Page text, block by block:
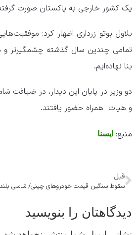
یک کشور خارجی به پاکستان صورت
بلاول بوتو زرداری اظهار کرد:
تمامی چندین سال گذشته چشمگیرتر و
بنا نهاده‌ایم.
دو وزیر در پایان این دیدار، در ضیافت
و هیات همراه حضور یافتند.
منبع: ایسنا
قبل
دیدگاهتان را بنویسید